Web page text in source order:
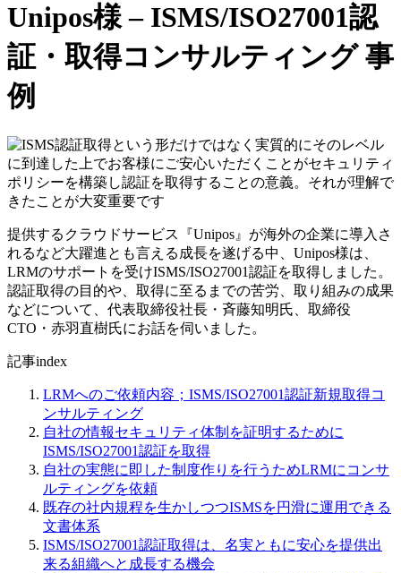
Unipos様 – ISMS/ISO27001認
証・取得コンサルティング 事
例
提供するクラウドサービス『Unipos』が海外の企業に導入さ
れるなど大躍進とも言える成長を遂げる中、Unipos様は、
LRMのサポートを受けISMS/ISO27001認証を取得しました。
認証取得の目的や、取得に至るまでの苦労、取り組みの成果
などについて、代表取締役社長・斉藤知明氏、取締役
CTO・赤羽直樹氏にお話を伺いました。
記事index
LRMへのご依頼内容；ISMS/ISO27001認証新規取得コ
ンサルティング
自社の情報セキュリティ体制を証明するために
ISMS/ISO27001認証を取得
自社の実態に即した制度作りを行うためLRMにコンサ
ルティングを依頼
既存の社内規程を生かしつつISMSを円滑に運用できる
文書体系
ISMS/ISO27001認証取得は、名実ともに安心を提供出
来る組織へと成長する機会